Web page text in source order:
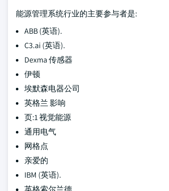
能源管理系统行业的主要参与者是:
ABB (英语).
C3.ai (英语).
Dexma 传感器
伊顿
埃默森电器公司
英格兰 影响
页:1 视觉能源
通用电气
网格点
亲爱的
IBM (英语).